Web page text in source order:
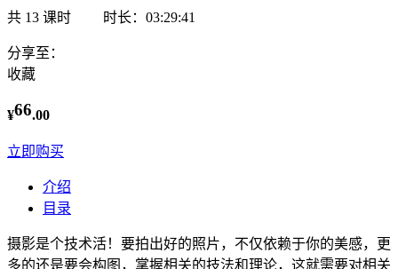
共 13 课时 时长：03:29:41
分享至：
收藏
¥66.00
立即购买
介绍
目录
摄影是个技术活！要拍出好的照片，不仅依赖于你的美感，更
多的还是要会构图，掌握相关的技法和理论，这就需要对相关